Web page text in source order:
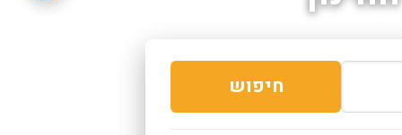
חיפוש